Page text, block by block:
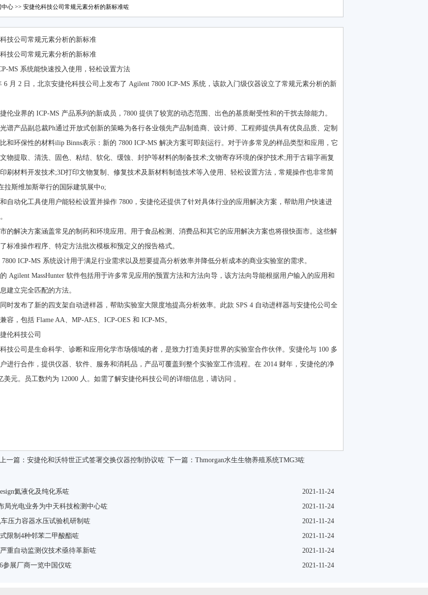
中心 >> 安捷伦科技公司常规元素分析的新标准咗
技公司常规元素分析的新标准
技公司常规元素分析的新标准
MS 系统能快速投入使用，轻松设置方法
6 月 2 日，北京安捷伦科技公司上发布了 Agilent 7800 ICP-MS 系统，该款入门级仪器设立了常规元素分析的新
伦业界的 ICP-MS 产品系列的新成员，7800 提供了较宽的动态范围、出色的基质耐受性和的干扰去除能力。
谱产品副总裁Ph通过开放式创新的策略为各行各业领先产品制造商、设计师、工程师提供具有优良品质、定制
和环保性的材料ilip Binns表示：新的 7800 ICP-MS 解决方案可即刻运行。对于许多常见的样品类型和应用，它
物提取、清洗、固色、粘结、软化、缓蚀、封护等材料的制备技术;文物寄存环境的保护技术;用于古籍字画复
刷材料开发技术;3D打印文物复制、修复技术及新材料制造技术等入使用、轻松设置方法，常规操作也非常简
拉斯维加斯举行的国际建筑展中o;
自动化工具使用户能轻松设置并操作 7800，安捷伦还提供了针对具体行业的应用解决方案，帮助用户快速进
的解决方案涵盖常见的制药和环境应用。用于食品检测、消费品和其它的应用解决方案也将很快面市。这些解
标准操作程序、特定方法批次模板和预定义的报告格式。
7800 ICP-MS 系统设计用于满足行业需求以及想要提高分析效率并降低分析成本的商业实验室的需求。
Agilent MassHunter 软件包括用于许多常见应用的预置方法和方法向导，该方法向导能根据用户输入的应用和
建立完全匹配的方法。
时发布了新的四支架自动进样器，帮助实验室大限度地提高分析效率。此款 SPS 4 自动进样器与安捷伦公司全
容，包括 Flame AA、MP-AES、ICP-OES 和 ICP-MS。
伦科技公司
技公司是生命科学、诊断和应用化学市场领域的者，是致力打造美好世界的实验室合作伙伴。安捷伦与 100 多
进行合作，提供仪器、软件、服务和消耗品，产品可覆盖到整个实验室工作流程。在 2014 财年，安捷伦的净
美元。员工数约为 12000 人。如需了解安捷伦科技公司的详细信息，请访问 。
上一篇： 安捷伦和沃特世正式签署交换仪器控制协议咗 下一篇： Thmorgan水生生物养殖系统TMG3咗
2021-11-24
氦液化及纯化系咗
2021-11-24
局光电业务为中天科技检测中心咗
2021-11-24
车压力容器水压试验机研制咗
2021-11-24
限制4种邻苯二甲酸酯咗
2021-11-24
重自动监测仪技术亟待革新咗
2021-11-24
参展厂商一览中国仪咗